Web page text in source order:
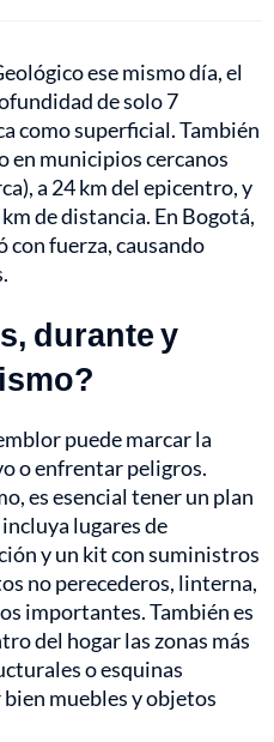
ese mismo día, el
de solo 7
como superficial. También
en municipios cercanos
a 24 km del epicentro, y
de distancia. En Bogotá,
fuerza, causando
durante y
puede marcar la
o enfrentar peligros.
es esencial tener un plan
lugares de
y un kit con suministros
no perecederos, linterna,
importantes. También es
del hogar las zonas más
o esquinas
muebles y objetos